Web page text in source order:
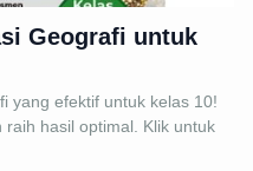
Geografi untuk
yang efektif untuk kelas 10!
hasil optimal. Klik untuk